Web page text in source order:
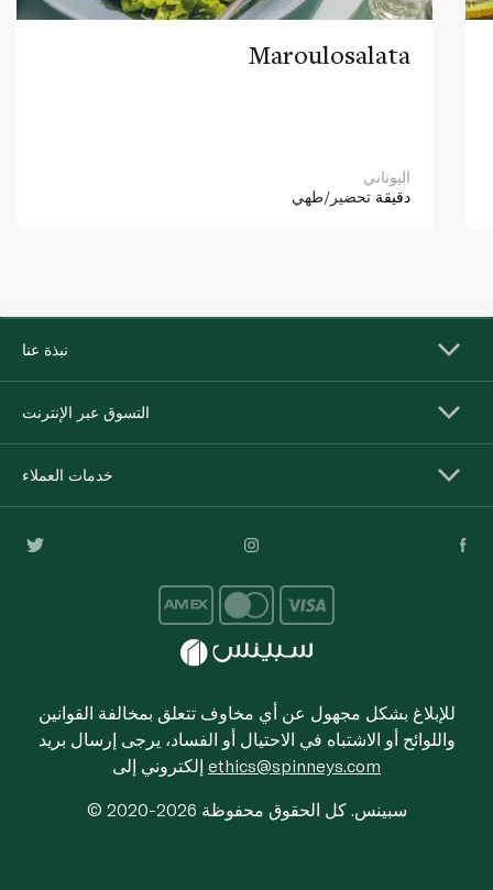
Maroulosalata
اليوناني
دقيقة تحضير/طهي
نبذة عنا
التسوق عبر الإنترنت
خدمات العملاء
للإبلاغ بشكل مجهول عن أي مخاوف تتعلق بمخالفة القوانين
واللوائح أو الاشتباه في الاحتيال أو الفساد، يرجى إرسال بريد
ethics@spinneys.com
© 2020-2026 سبينس. كل الحقوق محفوظة